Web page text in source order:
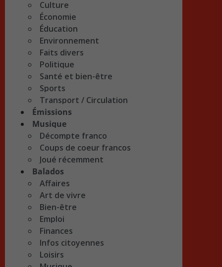
Culture
Économie
Éducation
Environnement
Faits divers
Politique
Santé et bien-être
Sports
Transport / Circulation
Émissions
Musique
Décompte franco
Coups de coeur francos
Joué récemment
Balados
Affaires
Art de vivre
Bien-être
Emploi
Finances
Infos citoyennes
Loisirs